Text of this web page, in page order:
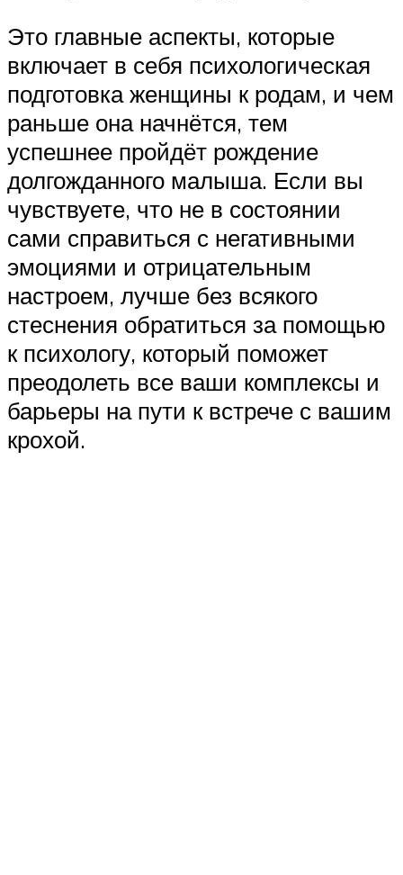
Это главные аспекты, которые
включает в себя психологическая
подготовка женщины к родам, и чем
раньше она начнётся, тем
успешнее пройдёт рождение
долгожданного малыша. Если вы
чувствуете, что не в состоянии
сами справиться с негативными
эмоциями и отрицательным
настроем, лучше без всякого
стеснения обратиться за помощью
к психологу, который поможет
преодолеть все ваши комплексы и
барьеры на пути к встрече с вашим
крохой.